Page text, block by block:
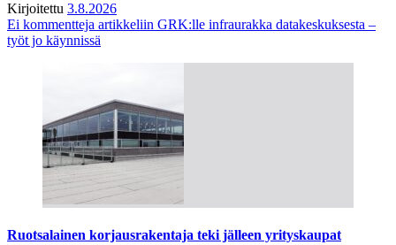
Kirjoitettu 3.8.2026
Ei kommentteja artikkeliin GRK:lle infraurakka datakeskuksesta –
työt jo käynnissä
Ruotsalainen korjausrakentaja teki jälleen yrityskaupat